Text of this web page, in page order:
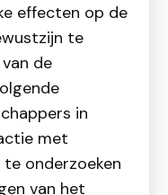
effecten op de
te
de
in
met
onderzoeken
van het